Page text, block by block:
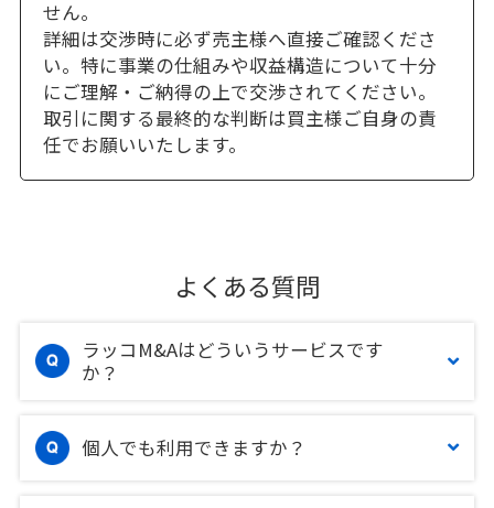
せん。
詳細は交渉時に必ず売主様へ直接ご確認くださ
い。特に事業の仕組みや収益構造について十分
にご理解・ご納得の上で交渉されてください。
取引に関する最終的な判断は買主様ご自身の責
任でお願いいたします。
よくある質問
ラッコM&Aはどういうサービスです
か？
個人でも利用できますか？